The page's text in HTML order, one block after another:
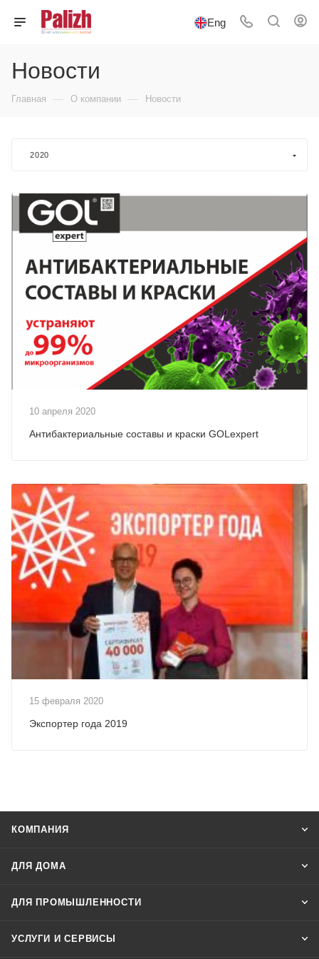
Eng
Новости
Главная — О компании — Новости
2020
10 апреля 2020
Антибактериальные составы и краски GOLexpert
15 февраля 2020
Экспортер года 2019
КОМПАНИЯ
ДЛЯ ДОМА
ДЛЯ ПРОМЫШЛЕННОСТИ
УСЛУГИ И СЕРВИСЫ